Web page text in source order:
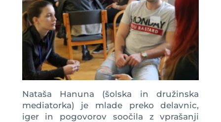
Nataša Hanuna (šolska in družinska
mediatorka) je mlade preko delavnic,
iger in pogovorov soočila z vprašanji